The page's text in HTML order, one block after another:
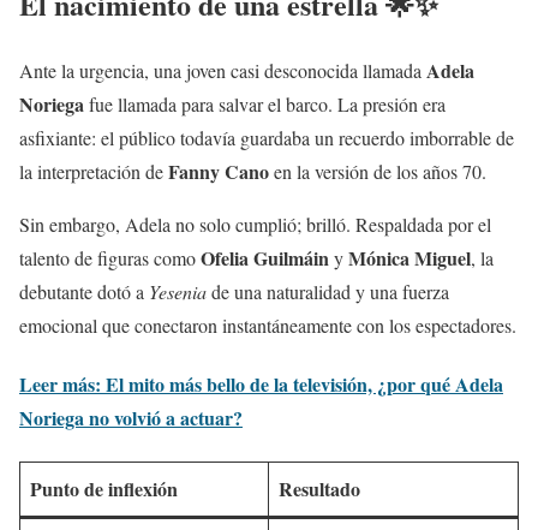
Ante la urgencia, una joven casi desconocida llamadaAdela
Noriegafue llamada para salvar el barco. La presión era
asfixiante: el público todavía guardaba un recuerdo imborrable de
la interpretación deFanny Canoen la versión de los años 70.
Sin embargo, Adela no solo cumplió; brilló. Respaldada por el
talento de figuras comoOfelia GuilmáinyMónica Miguel, la
debutante dotó a Yeseniade una naturalidad y una fuerza
emocional que conectaron instantáneamente con los espectadores.
Leer más: El mito más bello de la televisión, ¿por qué Adela
Noriega no volvió a actuar?
Punto de inflexión Resultado